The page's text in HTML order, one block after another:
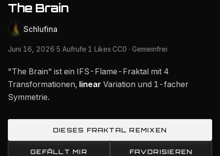
The Brain
Schlufina
Juni 16, 2026·5 Aufrufe·1 Likes·CC0 · Gemeinfrei
"The Brain" ist ein IFS-Flame-Fraktal mit 4
Transformationen, linear Variation und 1-facher
Symmetrie.
DIESES FRAKTAL REMIXEN
GEFÄLLT MIR FAVORISIEREN